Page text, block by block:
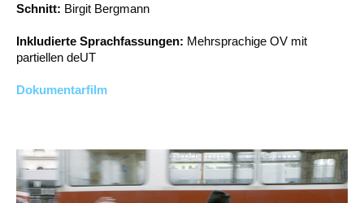
Schnitt: Birgit Bergmann
Inkludierte Sprachfassungen: Mehrsprachige OV mit
partiellen deUT
Dokumentarfilm